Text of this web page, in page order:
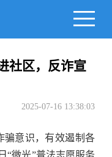
社区，反诈宣
2025-07-16 13:38:03
骗意识，有效遏制各
“微光”普法志愿服务